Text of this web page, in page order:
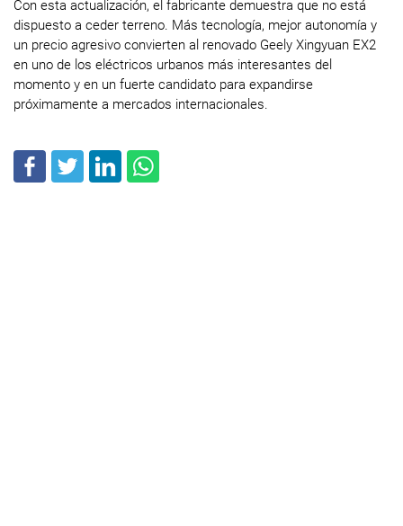
Con esta actualización, el fabricante demuestra que no está
dispuesto a ceder terreno. Más tecnología, mejor autonomía y
un precio agresivo convierten al renovado Geely Xingyuan EX2
en uno de los eléctricos urbanos más interesantes del
momento y en un fuerte candidato para expandirse
próximamente a mercados internacionales.